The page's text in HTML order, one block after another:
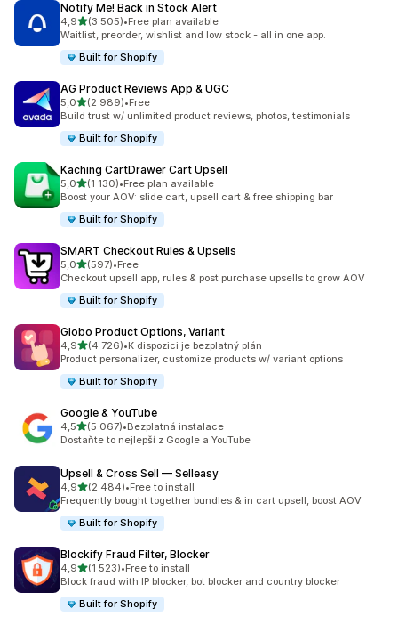
Notify Me! Back in Stock Alert
4,9z 5 hvězd
(3 505)
Celkový počet recenzí: 3505
•Free plan available
Waitlist, preorder, wishlist and low stock - all in one app.
Built for Shopify
AG Product Reviews App & UGC
5,0z 5 hvězd
(2 989)
Celkový počet recenzí: 2989
•Free
Build trust w/ unlimited product reviews, photos, testimonials
Built for Shopify
Kaching CartDrawer Cart Upsell
5,0z 5 hvězd
(1 130)
Celkový počet recenzí: 1130
•Free plan available
Boost your AOV: slide cart, upsell cart & free shipping bar
Built for Shopify
SMART Checkout Rules & Upsells
5,0z 5 hvězd
(597)
Celkový počet recenzí: 597
•Free
Checkout upsell app, rules & post purchase upsells to grow AOV
Built for Shopify
Globo Product Options, Variant
4,9z 5 hvězd
(4 726)
Celkový počet recenzí: 4726
•K dispozici je bezplatný plán
Product personalizer, customize products w/ variant options
Built for Shopify
Google & YouTube
4,5z 5 hvězd
(5 067)
Celkový počet recenzí: 5067
•Bezplatná instalace
Dostaňte to nejlepší z Google a YouTube
Upsell & Cross Sell — Selleasy
4,9z 5 hvězd
(2 484)
Celkový počet recenzí: 2484
•Free to install
Frequently bought together bundles & in cart upsell, boost AOV
Built for Shopify
Blockify Fraud Filter, Blocker
4,9z 5 hvězd
(1 523)
Celkový počet recenzí: 1523
•Free to install
Block fraud with IP blocker, bot blocker and country blocker
Built for Shopify